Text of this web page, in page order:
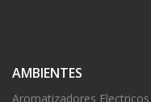
AMBIENTES
Aromatizadores